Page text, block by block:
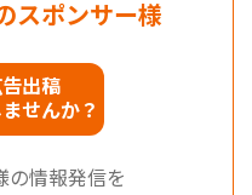
スポンサー様
出稿
ませんか？
の情報発信を